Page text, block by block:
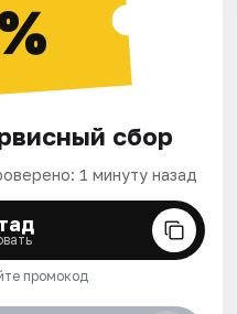
сбор
1 минуту назад
промокод